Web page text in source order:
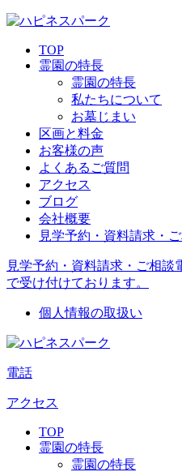
TOP
霊園の特長
霊園の特長
私たちについて
お墓じまい
区画と料金
お客様の声
よくあるご質問
アクセス
ブログ
会社概要
見学予約・資料請求・
見学予約・資料請求・ご相談
で受け付けております。
個人情報の取扱い
電話
アクセス
TOP
霊園の特長
霊園の特長